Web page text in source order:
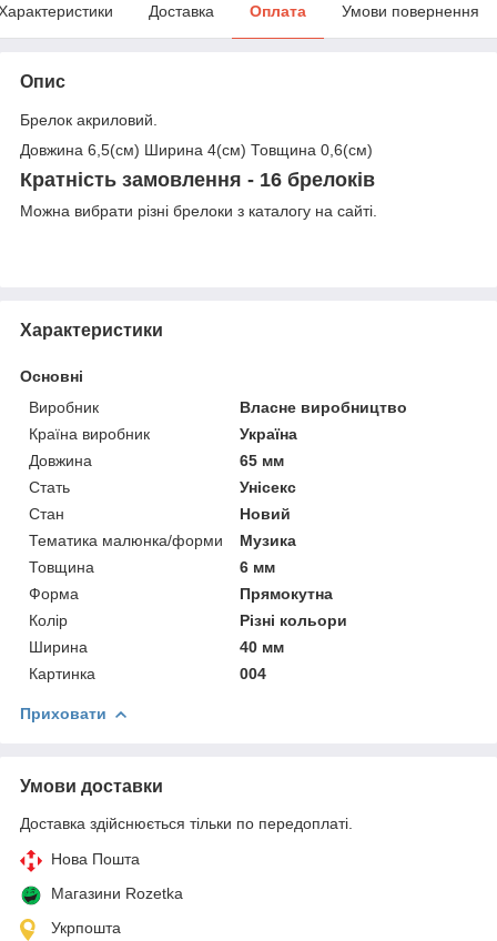
Доставка Оплата Умови повернення
Опис
Брелок акриловий.
Довжина 6,5(см) Ширина 4(см) Товщина 0,6(см)
Кратність замовлення - 16 брелоків
Можна вибрати різні брелоки з каталогу на сайті.
Характеристики
Основні
Виробник
Власне виробництво
Країна виробник
Україна
Довжина
65 мм
Стать
Унісекс
Стан
Новий
Тематика малюнка/форми
Музика
Товщина
6 мм
Форма
Прямокутна
Колір
Різні кольори
Ширина
40 мм
Картинка
004
Приховати
Умови доставки
Доставка здійснюється тільки по передоплаті.
Нова Пошта
Магазини Rozetka
Укрпошта